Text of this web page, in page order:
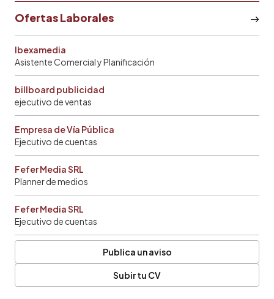
Ofertas Laborales
Ibexamedia
Asistente Comercial y Planificación
billboard publicidad
ejecutivo de ventas
Empresa de Vía Pública
Ejecutivo de cuentas
Fefer Media SRL
Planner de medios
Fefer Media SRL
Ejecutivo de cuentas
Publica un aviso
Subir tu CV